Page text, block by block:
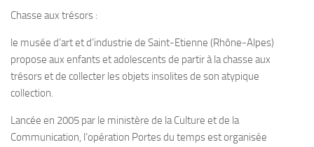
Chasse aux trésors :
le musée d’art et d’industrie de Saint-Etienne (Rhône-Alpes)
propose aux enfants et adolescents de partir à la chasse aux
trésors et de collecter les objets insolites de son atypique
collection.
Lancée en 2005 par le ministère de la Culture et de la
Communication, l’opération Portes du temps est organisée